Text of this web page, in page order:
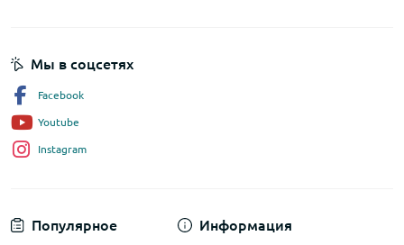
Популярное Информация
Мы в соцсетях
Facebook
Youtube
Instagram